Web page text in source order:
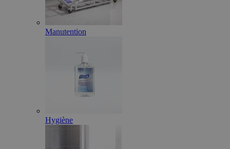
Manutention
Hygiène